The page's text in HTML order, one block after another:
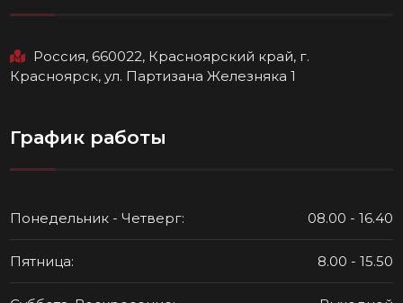
Россия, 660022, Красноярский край, г.
Красноярск, ул. Партизана Железняка 1
График работы
Понедельник - Четверг: 08.00 - 16.40
Пятница: 8.00 - 15.50